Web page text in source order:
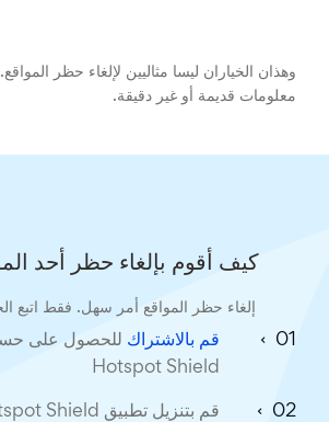
وهذان الخياران ليسا مثاليين لإلغاء حظر
معلومات قديمة أو غير دقيقة.
كيف أقوم بإلغاء حظر أحد
إلغاء حظر المواقع أمر سهل. فقط اتبع
قم بالاشتراك للحصول على
Hotspot Shield
قم بتنزيل تطبيق Hotspot Shield